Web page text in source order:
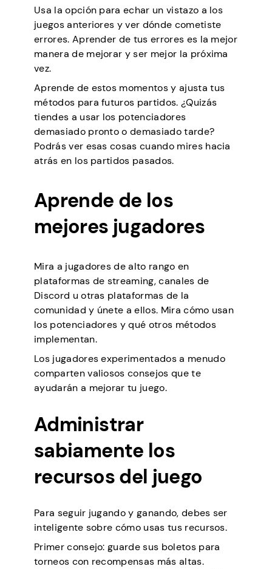
Usa la opción para echar un vistazo a los
juegos anteriores y ver dónde cometiste
errores. Aprender de tus errores es la mejor
manera de mejorar y ser mejor la próxima
vez.
Aprende de estos momentos y ajusta tus
métodos para futuros partidos. ¿Quizás
tiendes a usar los potenciadores
demasiado pronto o demasiado tarde?
Podrás ver esas cosas cuando mires hacia
atrás en los partidos pasados.
Aprende de los
mejores jugadores
Mira a jugadores de alto rango en
plataformas de streaming, canales de
Discord u otras plataformas de la
comunidad y únete a ellos. Mira cómo usan
los potenciadores y qué otros métodos
implementan.
Los jugadores experimentados a menudo
comparten valiosos consejos que te
ayudarán a mejorar tu juego.
Administrar
sabiamente los
recursos del juego
Para seguir jugando y ganando, debes ser
inteligente sobre cómo usas tus recursos.
Primer consejo: guarde sus boletos para
torneos con recompensas más altas.